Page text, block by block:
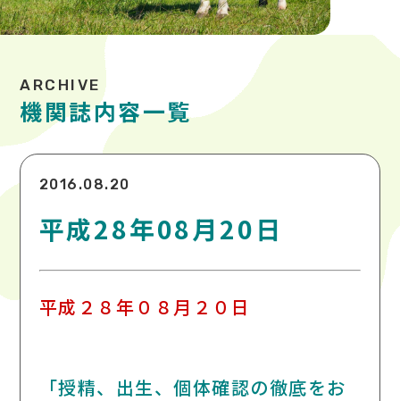
機関誌内容一覧
2016.08.20
平成28年08月20日
平成２８年０８月２０日
「授精、出生、個体確認の徹底をお